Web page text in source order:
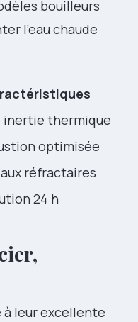
bouilleurs
l’eau chaude
inertie thermique
optimisée
réfractaires
24 h
à leur excellente